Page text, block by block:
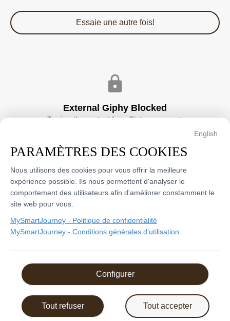
Essaie une autre fois!
External Giphy Blocked
To view the content from Giphy, you must
Privacy Policy
for more information.
2026 - Propulsé par
v3.124.0
Conditions d'utilisation
Politique sur la vie privée
À propos de cette page
Signaler ce contenu
English
PARAMÈTRES DES COOKIES
Nous utilisons des cookies pour vous offrir la meilleure
expérience possible. Ils nous permettent d'analyser le
comportement des utilisateurs afin d'améliorer constamment le
site web pour vous.
MySmartJourney - Politique de confidentialité
MySmartJourney - Conditions générales d'utilisation
Configurer
Tout refuser Tout accepter